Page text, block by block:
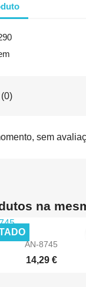
sem
na
AN-8745
14,29 €